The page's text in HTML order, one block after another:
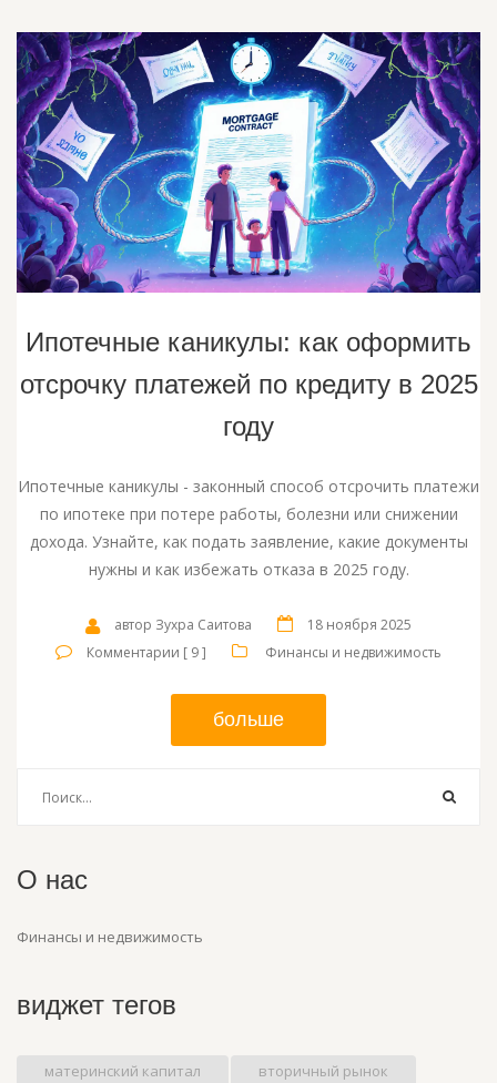
Ипотечные каникулы: как оформить
отсрочку платежей по кредиту в 2025
году
Ипотечные каникулы - законный способ отсрочить платежи
по ипотеке при потере работы, болезни или снижении
дохода. Узнайте, как подать заявление, какие документы
нужны и как избежать отказа в 2025 году.
автор Зухра Саитова
18 ноября 2025
Комментарии [ 9 ]
Финансы и недвижимость
больше
О нас
Финансы и недвижимость
виджет тегов
материнский капитал
вторичный рынок